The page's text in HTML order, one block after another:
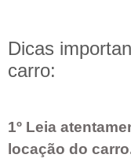
Dicas
carro:
1º Leia
locação do